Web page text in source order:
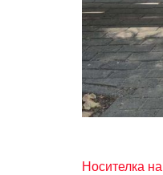
Носителка